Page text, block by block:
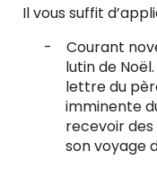
Il vous suffit
-
Courant
lutin de
lettre du
imminente
recevoir
son voyage